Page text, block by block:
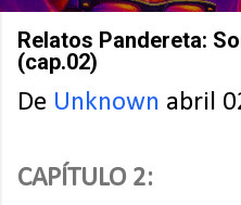
Relatos Pandereta:
(cap.02)
De Unknown abril
CAPÍTULO 2: